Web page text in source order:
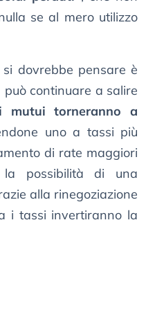
se al mero utilizzo
dovrebbe pensare è
continuare a salire
torneranno a
uno a tassi più
di rate maggiori
la possibilità di una
alla rinegoziazione
i tassi invertiranno la